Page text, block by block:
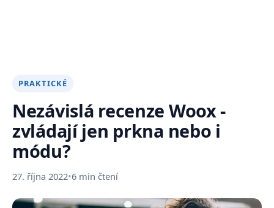
PRAKTICKÉ
Nezávislá recenze Woox -
zvládají jen prkna nebo i
módu?
27. října 2022•6 min čtení